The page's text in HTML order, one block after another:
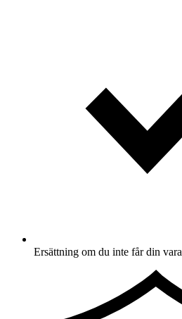
Ersättning om du inte får din vara